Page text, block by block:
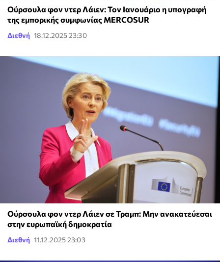
Ούρσουλα φον ντερ Λάιεν: Τον Ιανουάριο η υπογραφή
της εμπορικής συμφωνίας MERCOSUR
Διεθνή 18.12.2025 23:30
Ούρσουλα φον ντερ Λάιεν σε Τραμπ: Μην ανακατεύεσαι
στην ευρωπαϊκή δημοκρατία
Διεθνή 11.12.2025 23:03